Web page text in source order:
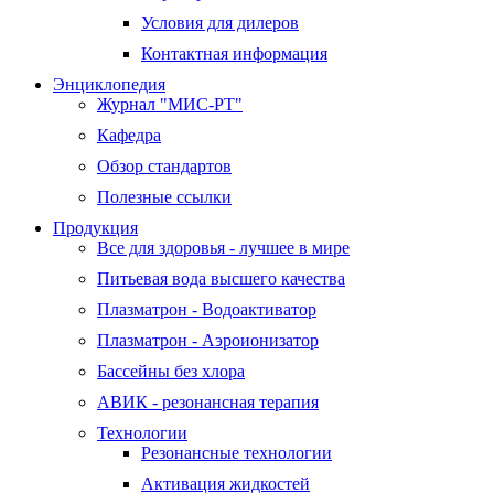
Условия для дилеров
Контактная информация
Энциклопедия
Журнал "МИС-РТ"
Кафедра
Обзор стандартов
Полезные ссылки
Продукция
Все для здоровья - лучшее в мире
Питьевая вода высшего качества
Плазматрон - Водоактиватор
Плазматрон - Аэроионизатор
Бассейны без хлора
АВИК - резонансная терапия
Технологии
Резонансные технологии
Активация жидкостей